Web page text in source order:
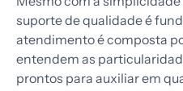
suporte de qualidade é
atendimento é composta
entendem as
prontos para auxiliar em